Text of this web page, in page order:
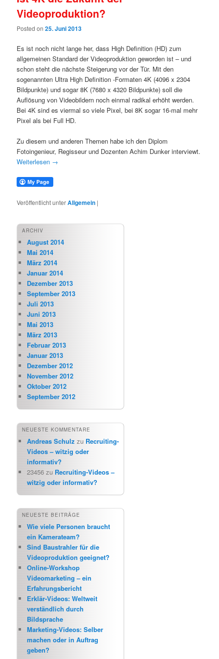
Videoproduktion?
Posted on25. Juni 2013
Es ist noch nicht lange her, dass High Definition (HD) zum
allgemeinen Standard der Videoproduktion geworden ist – und
schon steht die nächste Steigerung vor der Tür. Mit den
sogenannten Ultra High Definition -Formaten 4K (4096 x 2304
Bildpunkte) und sogar 8K (7680 x 4320 Bildpunkte) soll die
Auflösung von Videobildern noch einmal radikal erhöht werden.
Bei 4K sind es viermal so viele Pixel, bei 8K sogar 16-mal mehr
Pixel als bei Full HD.
Zu diesem und anderen Themen habe ich den Diplom
Fotoingenieur, Regisseur und Dozenten Achim Dunker interviewt.
Weiterlesen →
Veröffentlicht unterAllgemein |
ARCHIV
August 2014
Mai 2014
März 2014
Januar 2014
Dezember 2013
September 2013
Juli 2013
Juni 2013
Mai 2013
März 2013
Februar 2013
Januar 2013
Dezember 2012
November 2012
Oktober 2012
September 2012
NEUESTE KOMMENTARE
Andreas Schulz zu Recruiting-
Videos – witzig oder
informativ?
23456 zu Recruiting-Videos –
witzig oder informativ?
NEUESTE BEITRÄGE
Wie viele Personen braucht
ein Kamerateam?
Sind Baustrahler für die
Videoproduktion geeignet?
Online-Workshop
Videomarketing – ein
Erfahrungsbericht
Erklär-Videos: Weltweit
verständlich durch
Bildsprache
Marketing-Videos: Selber
machen oder in Auftrag
geben?